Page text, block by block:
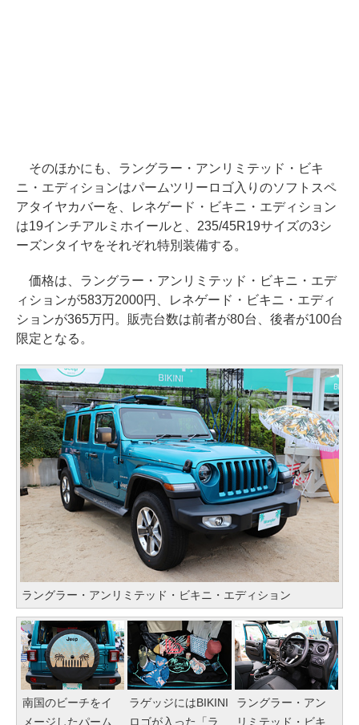
そのほかにも、ラングラー・アンリミテッド・ビキ
ニ・エディションはパームツリーロゴ入りのソフトスペ
アタイヤカバーを、レネゲード・ビキニ・エディション
は19インチアルミホイールと、235/45R19サイズの3シ
ーズンタイヤをそれぞれ特別装備する。
価格は、ラングラー・アンリミテッド・ビキニ・エデ
ィションが583万2000円、レネゲード・ビキニ・エディ
ションが365万円。販売台数は前者が80台、後者が100台
限定となる。
ラングラー・アンリミテッド・ビキニ・エディション
南国のビーチをイ
メージしたパーム
ラゲッジにはBIKINI
ロゴが入った「ラ
ラングラー・アン
リミテッド・ビキ